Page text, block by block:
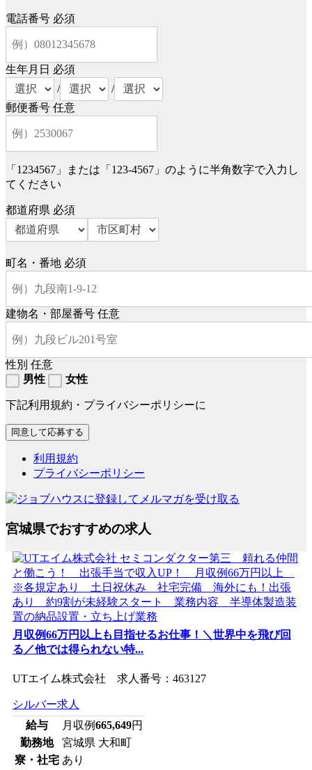
電話番号 必須
生年月日 必須
/
/
郵便番号 任意
「1234567」または「123-4567」のように半角数字で入力し
てください
都道府県 必須
町名・番地 必須
建物名・部屋番号 任意
性別 任意
男性
女性
下記利用規約・プライバシーポリシーに
利用規約
プライバシーポリシー
宮城県でおすすめの求人
月収例66万円以上も目指せるお仕事！＼世界中を飛び回
る／他では得られない特...
UTエイム株式会社 求人番号：463127
シルバー求人
給与
月収例665,649円
勤務地
宮城県 大和町
寮・社宅 あり